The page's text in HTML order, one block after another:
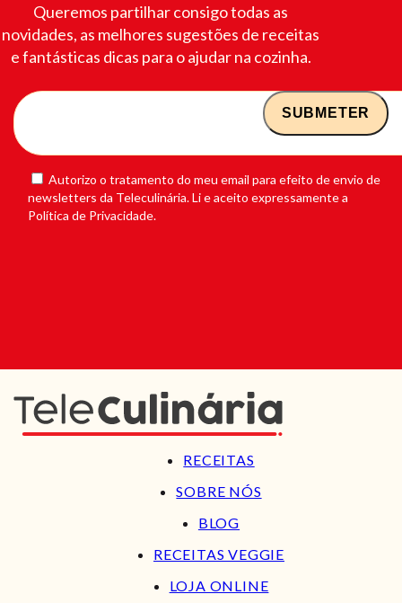
Queremos partilhar consigo todas as
novidades, as melhores sugestões de receitas
e fantásticas dicas para o ajudar na cozinha.
Autorizo o tratamento do meu email para efeito de envio de
newsletters da Teleculinária. Li e aceito expressamente a
Política de Privacidade.
RECEITAS
SOBRE NÓS
BLOG
RECEITAS VEGGIE
LOJA ONLINE